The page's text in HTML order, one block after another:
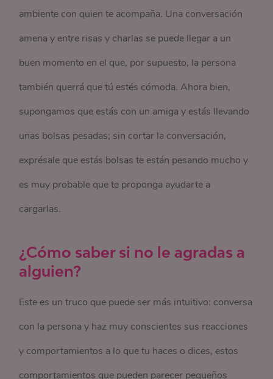
ambiente con quien te acompaña. Una conversación
amena y entre risas y charlas se puede llegar a un
buen momento en el que, por supuesto, la persona
también querrá que tú estés cómoda. Ahora bien,
supongamos que estás con un amiga y estás llevando
unas bolsas pesadas; sin cortar la conversación,
exprésale que estás bolsas te están pesando mucho y
es muy probable que te proponga ayudarte a
cargarlas.
¿Cómo saber si no le agradas a
alguien?
Este es un truco que puede ser más intuitivo: conversa
con la persona y haz muy conscientes sus reacciones
y comportamientos a lo que tu haces o dices, estos
comportamientos que pueden parecer pequeños